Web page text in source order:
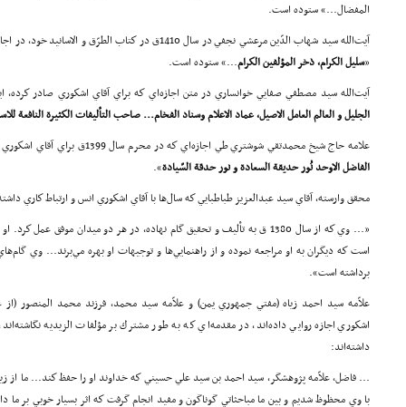
المفضال...» ستوده است.
آيت‌الله سيد شهاب الدّين مرعشي نجفي در سال 1410ق در كتاب
«سليل الكرام، ذخر المؤلفين الكرام...» ستوده‌ است.
آيت‌الله سيد مصطفي صفايي خوانساري در متن اجازه‌اي كه براي آقاي اشكوري صادر
الجليل و العالم العامل الاصيل، عماد الاعلام وسناد الفخام... صاحب التأليفاتالكثيرةالنافعة
علامه حاج شيخ محمدتقي شوشتري طي اجازه‌اي كه در محرم سال 1399ق براي آقاي اشكوري نگاشته، چنين آورده است:
الفاضل الاوحد نُورحديقة‌السعادة و نورحدقةالسّيادة».
محقق وارسته، آقاي سيد عبدالعزيز طباطبايي كه سال‌ها با آقاي اشكوري انس و ارتباط كاري
«... وي كه از سال 1380 ق به تأليف و تحقيق گام نهاده، در هر دو ميدان موفق
است كه ديگران به او مراجعه نموده و از راهنمايي‌ها و توجيهات او بهره مي‌برند... وي
برداشته است».
علاّمه سيد احمد زياه (مفتي جمهوري يمن) و علاّمه سيد محمد، فرزند محمد المنصور
اشكوري اجازه روايي داده‌اند، در مقدمه‌اي كه به طور مشترك بر مؤلفات الزيديه
داشته‌اند:
... فاضل، علاّمه پژوهشگر، سيد احمد بن سيد علي حسيني كه خداوند او را حفظ كند... ما از
با وي محظوظ شديم و بين ما مباحثاتي گوناگون و مفيد انجام گرفت كه اثر بسيار خوبي بر
Powered byTayaCMS